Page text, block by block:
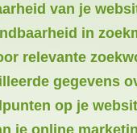
van je
in
relevante
gegevens
op je
je online